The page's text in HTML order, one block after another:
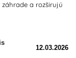
a rozširujú
12.03.2026